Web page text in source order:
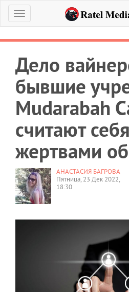
Меню
Дело
бывшие
Mudarabah
считают себя
жертвами
АНАСТАСИЯ БАГРОВА
Пятница, 23 Дек 2022,
18:30